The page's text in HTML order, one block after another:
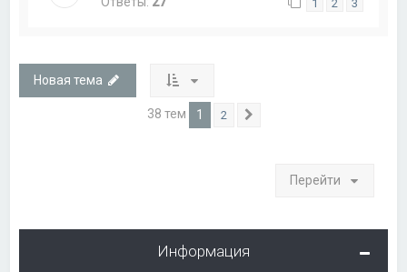
1 2 3
Новая тема
38 тем 1 2
Перейти
Информация